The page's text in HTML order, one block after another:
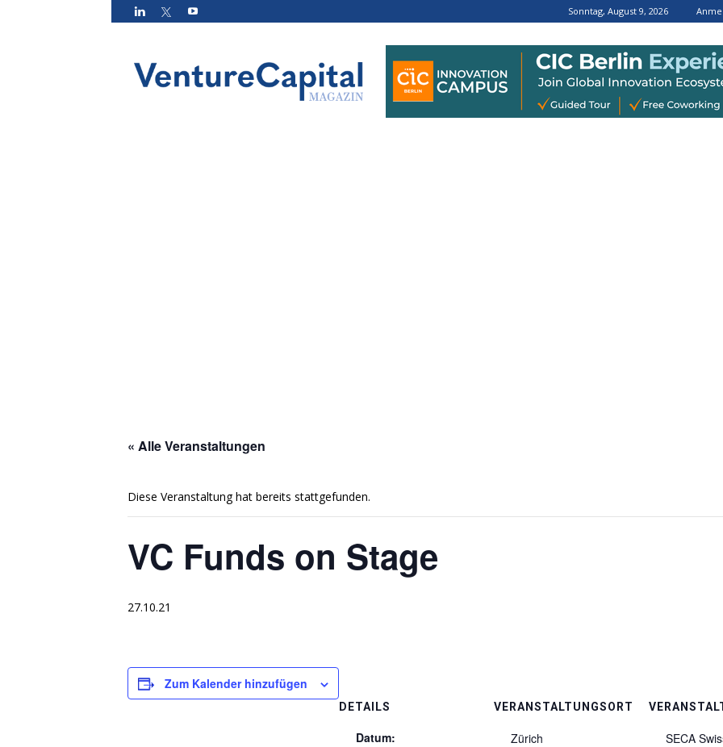
Sonntag, August 9, 2026
Magazin
« Alle Veranstaltungen
Diese Veranstaltung hat bereits stattgefunden.
VC Funds on Stage
27.10.21
Zum Kalender hinzufügen
DETAILS
Datum:
VERANSTALTUNGSORT
Zürich
SECA